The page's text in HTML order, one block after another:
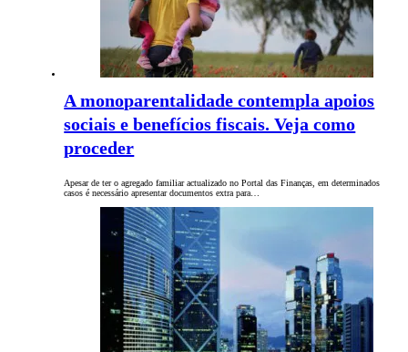
A monoparentalidade contempla apoios
sociais e benefícios fiscais. Veja como
proceder
Apesar de ter o agregado familiar actualizado no Portal das Finanças, em determinados
casos é necessário apresentar documentos extra para…